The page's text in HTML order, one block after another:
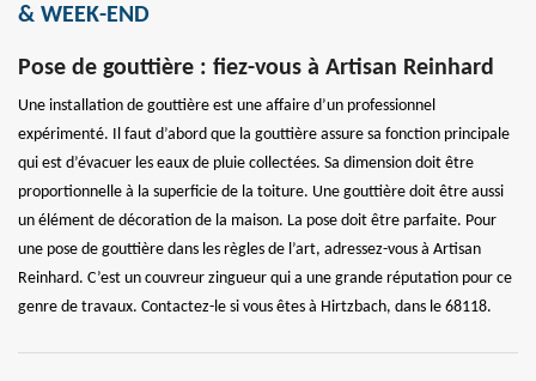
& WEEK-END
Pose de gouttière : fiez-vous à Artisan Reinhard
Une installation de gouttière est une affaire d’un professionnel
expérimenté. Il faut d’abord que la gouttière assure sa fonction principale
qui est d’évacuer les eaux de pluie collectées. Sa dimension doit être
proportionnelle à la superficie de la toiture. Une gouttière doit être aussi
un élément de décoration de la maison. La pose doit être parfaite. Pour
une pose de gouttière dans les règles de l’art, adressez-vous à Artisan
Reinhard. C’est un couvreur zingueur qui a une grande réputation pour ce
genre de travaux. Contactez-le si vous êtes à Hirtzbach, dans le 68118.